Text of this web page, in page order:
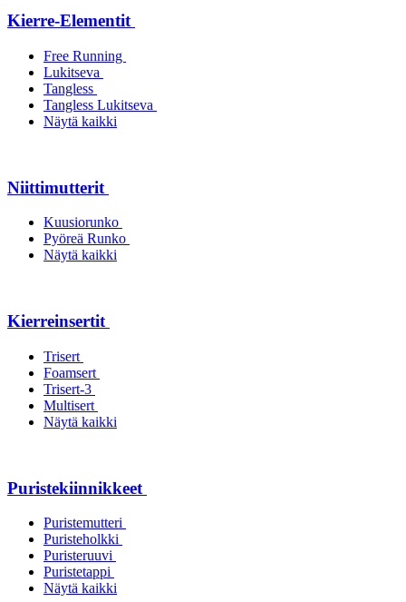
Kierre-Elementit
Free Running
Lukitseva
Tangless
Tangless Lukitseva
Näytä kaikki
Niittimutterit
Kuusiorunko
Pyöreä Runko
Näytä kaikki
Kierreinsertit
Trisert
Foamsert
Trisert-3
Multisert
Näytä kaikki
Puristekiinnikkeet
Puristemutteri
Puristeholkki
Puristeruuvi
Puristetappi
Näytä kaikki